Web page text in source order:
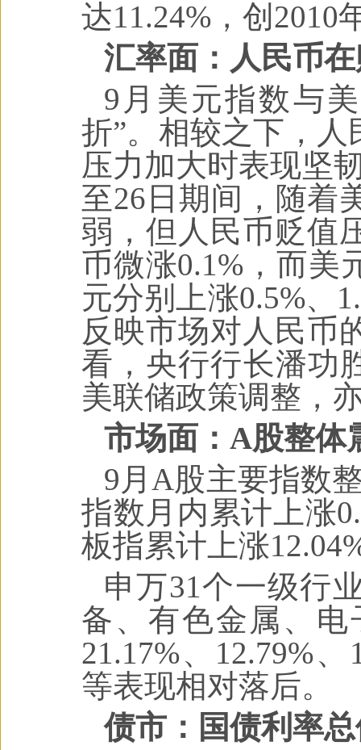
达11.24%，创2010
汇率面：人民币
9月美元指数与
折”。相较之下，
压力加大时表现坚
至26日期间，随着
弱，但人民币贬值
币微涨0.1%，而美
元分别上涨0.5%、
反映市场对人民币
看，央行行长潘功
美联储政策调整，
市场面：A股整体
9月A股主要指数
指数月内累计上涨
板指累计上涨
申万31个一级行
备、有色金属、
21.17%、12.79%
等表现相对落后。
债市：国债利率